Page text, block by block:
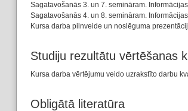
Sagatavošanās 3. un 7. semināram.
Sagatavošanās 4. un 8. semināram.
Kursa darba pilnveide un noslēguma
Studiju rezultātu vērtēšanas
Kursa darba vērtējumu veido uzrakstīto darbu
Obligātā literatūra